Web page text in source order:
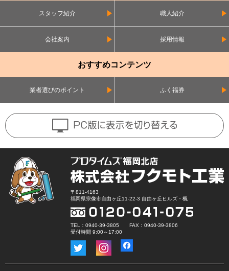
スタッフ紹介 職人紹介
会社案内 採用情報
おすすめコンテンツ
業者選びのポイント ふく福券
〒811-4163
福岡県宗像市自由ヶ丘11-22-3 自由ヶ丘ヒルズ・楓
TEL：0940-39-3805 FAX：0940-39-3806
受付時間 9:00～17:00